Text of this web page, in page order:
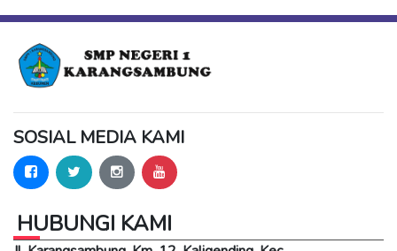
SOSIAL MEDIA KAMI
HUBUNGI KAMI